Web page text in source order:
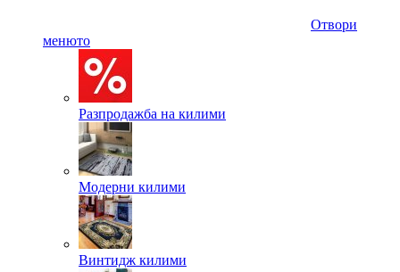
Отвори
менюто
Разпродажба на килими
Модерни килими
Винтидж килими